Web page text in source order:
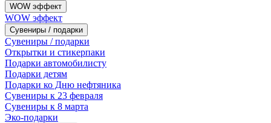
WOW эффект
WOW эффект
Сувениры / подарки
Сувениры / подарки
Открытки и стикерпаки
Подарки автомобилисту
Подарки детям
Подарки ко Дню нефтяника
Сувениры к 23 февраля
Сувениры к 8 марта
Эко-подарки